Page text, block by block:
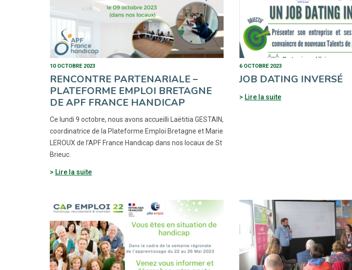
10 OCTOBRE 2023
RENCONTRE PARTENARIALE –
PLATEFORME EMPLOI BRETAGNE
DE APF FRANCE HANDICAP
Ce lundi 9 octobre, nous avons accueilli Laëtitia GESTAIN,
coordinatrice de la Plateforme Emploi Bretagne et Marie
LEROUX de l’APF France Handicap dans nos locaux de St
Brieuc.
Lire la suite
6 OCTOBRE 2023
JOB DATING INVERSÉ
Lire la suite